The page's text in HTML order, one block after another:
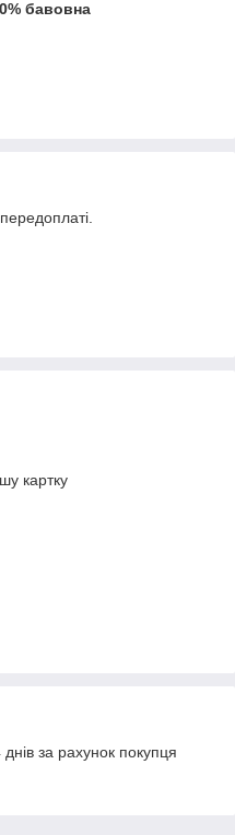
бавовна
картку
за рахунок покупця